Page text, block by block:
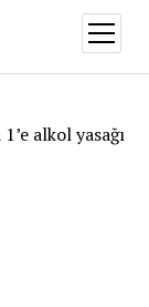
aç
alkol yasağı